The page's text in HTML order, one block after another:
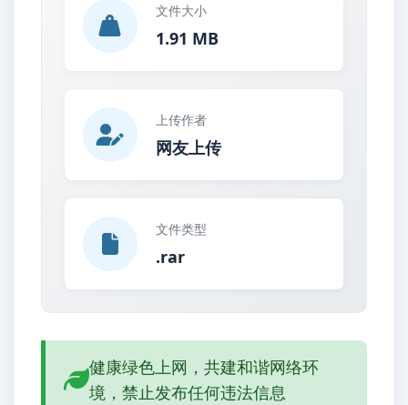
文件大小
1.91 MB
上传作者
网友上传
文件类型
.rar
健康绿色上网，共建和谐网络环
境，禁止发布任何违法信息